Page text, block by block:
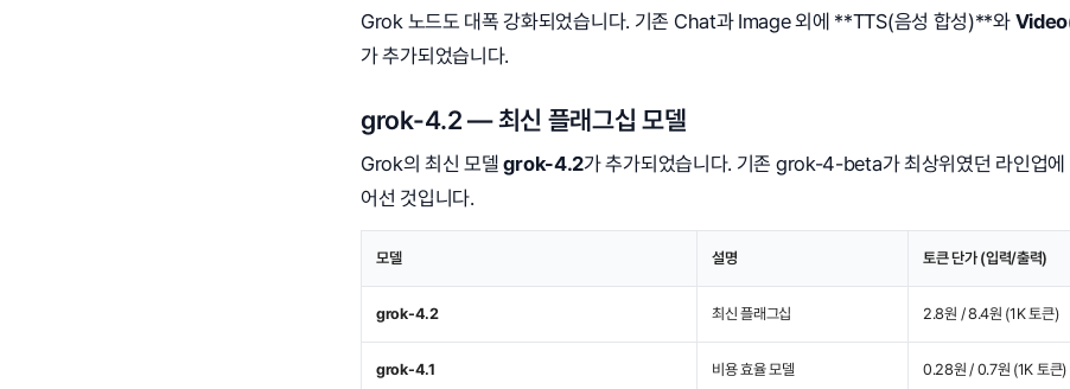
Grok 노드도 대폭 강화되었습니다. 기존 Chat과 Image 외에 **TTS(음성 합성)**와
가 추가되었습니다.
grok-4.2 — 최신 플래그십 모델
Grok의 최신 모델grok-4.2가 추가되었습니다. 기존 grok-4-beta가 최상위였던 라인업에
어선 것입니다.
모델 설명 토큰 단가 (입력/출력)
grok-4.2 최신 플래그십 2.8원 / 8.4원 (1K 토큰)
grok-4.1 비용 효율 모델 0.28원 / 0.7원 (1K 토큰)